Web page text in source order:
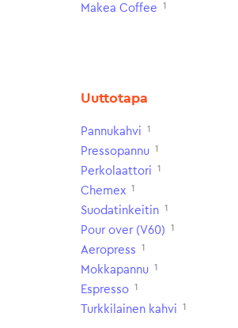
Makea Coffee 1
Uuttotapa
Pannukahvi 1
Pressopannu 1
Perkolaattori 1
Chemex 1
Suodatinkeitin 1
Pour over (V60) 1
Aeropress 1
Mokkapannu 1
Espresso 1
Turkkilainen kahvi 1